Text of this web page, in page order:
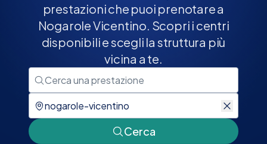
prestazioni che puoi prenotare a
Nogarole Vicentino. Scopri i centri
disponibili e scegli la struttura più
vicina a te.
Cerca